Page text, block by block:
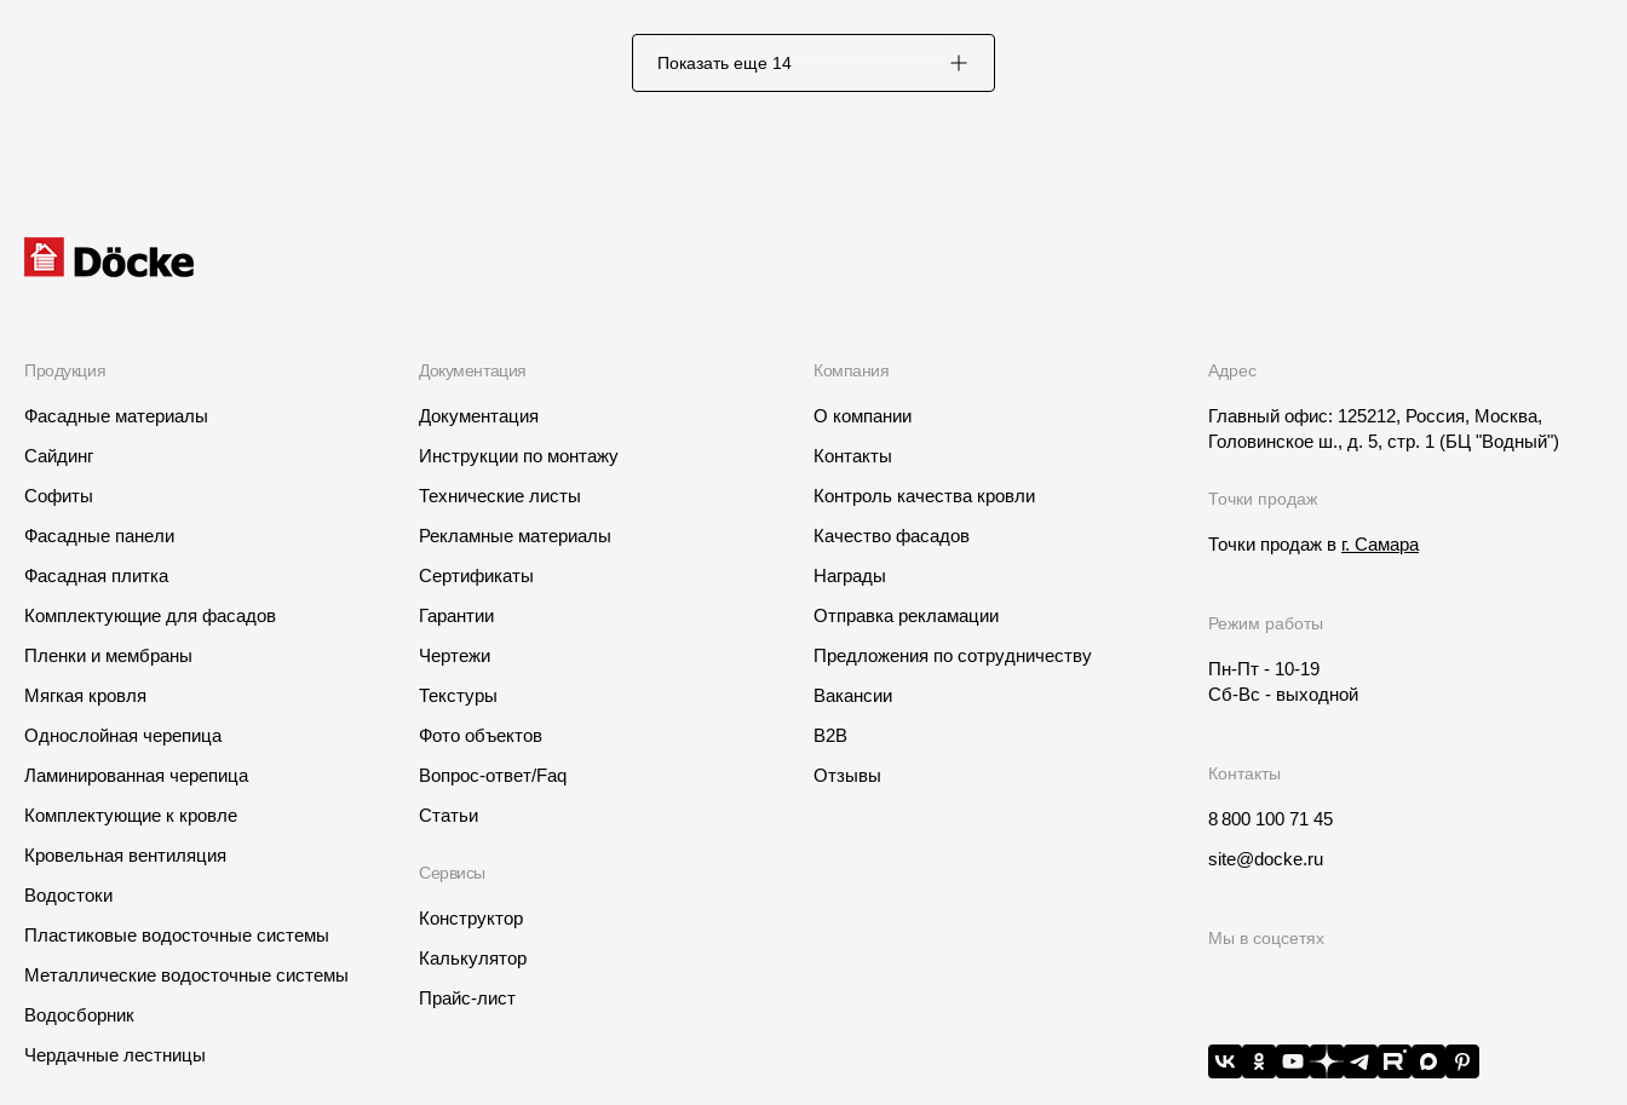
Где купить?
Показать еще 14
Продукция
Фасадные материалы
Сайдинг
Софиты
Фасадные панели
Фасадная плитка
Комплектующие для фасадов
Пленки и мембраны
Мягкая кровля
Однослойная черепица
Ламинированная черепица
Комплектующие к кровле
Кровельная вентиляция
Водостоки
Пластиковые водосточные системы
Металлические водосточные системы
Водосборник
Чердачные лестницы
Документация
Документация
Инструкции по монтажу
Технические листы
Рекламные материалы
Сертификаты
Гарантии
Чертежи
Текстуры
Фото объектов
Вопрос-ответ/Faq
Статьи
Сервисы
Конструктор
Калькулятор
Прайс-лист
Компания
О компании
Контакты
Контроль качества кровли
Качество фасадов
Награды
Отправка рекламации
Предложения по сотрудничеству
Вакансии
B2B
Отзывы
Адрес
Главный офис: 125212, Россия, Москва,
Головинское ш., д. 5, стр. 1 (БЦ "Водный")
Точки продаж
Точки продаж в г. Самара
Режим работы
Пн-Пт - 10-19
Сб-Вс - выходной
Контакты
8 800 100 71 45
site@docke.ru
Мы в соцсетях